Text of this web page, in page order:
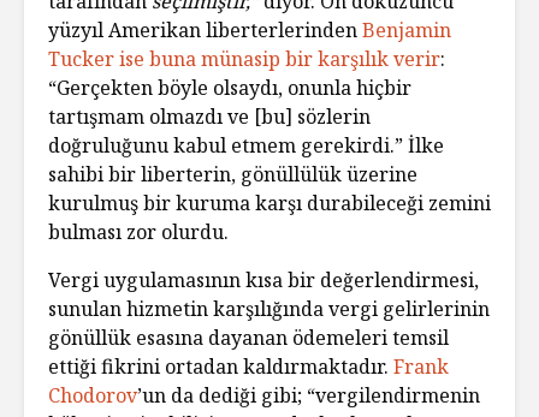
yüzyıl Amerikan liberterlerindenBenjamin
Tucker ise buna münasip bir karşılık verir:
“Gerçekten böyle olsaydı, onunla hiçbir
tartışmam olmazdı ve [bu] sözlerin
doğruluğunu kabul etmem gerekirdi.” İlke
sahibi bir liberterin, gönüllülük üzerine
kurulmuş bir kuruma karşı durabileceği zemini
bulması zor olurdu.
Vergi uygulamasının kısa bir değerlendirmesi,
sunulan hizmetin karşılığında vergi gelirlerinin
gönüllük esasına dayanan ödemeleri temsil
ettiği fikrini ortadan kaldırmaktadır. Frank
Chodorov’un da dediği gibi; “vergilendirmenin